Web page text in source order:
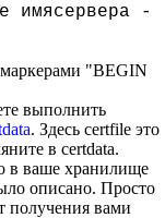
имясервера -
"BEGIN
выполнить
. Здесь certfile это
в certdata.
в ваше хранилище
описано. Просто
получения вами